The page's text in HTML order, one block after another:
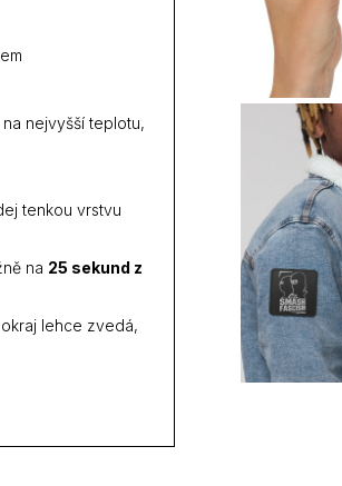
nejvyšší teplotu,
tenkou vrstvu
na 25 sekund z
lehce zvedá,